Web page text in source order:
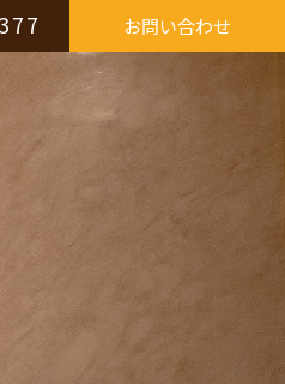
お問い合わせ